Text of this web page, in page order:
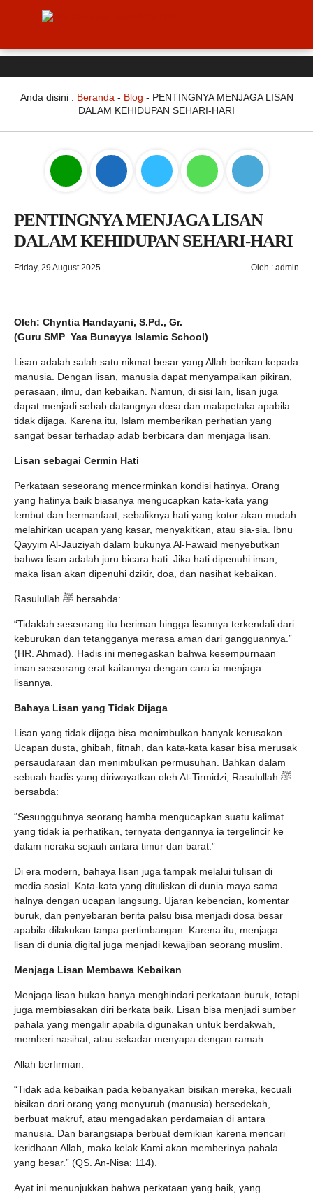
Anda disini : Beranda - Blog - PENTINGNYA MENJAGA LISAN
DALAM KEHIDUPAN SEHARI-HARI
PENTINGNYA MENJAGA LISAN
DALAM KEHIDUPAN SEHARI-HARI
Friday, 29 August 2025 Oleh : admin
Oleh: Chyntia Handayani, S.Pd., Gr.
(Guru SMP Yaa Bunayya Islamic School)
Lisan adalah salah satu nikmat besar yang Allah berikan kepada
manusia. Dengan lisan, manusia dapat menyampaikan pikiran,
perasaan, ilmu, dan kebaikan. Namun, di sisi lain, lisan juga
dapat menjadi sebab datangnya dosa dan malapetaka apabila
tidak dijaga. Karena itu, Islam memberikan perhatian yang
sangat besar terhadap adab berbicara dan menjaga lisan.
Lisan sebagai Cermin Hati
Perkataan seseorang mencerminkan kondisi hatinya. Orang
yang hatinya baik biasanya mengucapkan kata-kata yang
lembut dan bermanfaat, sebaliknya hati yang kotor akan mudah
melahirkan ucapan yang kasar, menyakitkan, atau sia-sia. Ibnu
Qayyim Al-Jauziyah dalam bukunya Al-Fawaid menyebutkan
bahwa lisan adalah juru bicara hati. Jika hati dipenuhi iman,
maka lisan akan dipenuhi dzikir, doa, dan nasihat kebaikan.
Rasulullah ﷺ bersabda:
“Tidaklah seseorang itu beriman hingga lisannya terkendali dari
keburukan dan tetangganya merasa aman dari gangguannya.”
(HR. Ahmad). Hadis ini menegaskan bahwa kesempurnaan
iman seseorang erat kaitannya dengan cara ia menjaga
lisannya.
Bahaya Lisan yang Tidak Dijaga
Lisan yang tidak dijaga bisa menimbulkan banyak kerusakan.
Ucapan dusta, ghibah, fitnah, dan kata-kata kasar bisa merusak
persaudaraan dan menimbulkan permusuhan. Bahkan dalam
sebuah hadis yang diriwayatkan oleh At-Tirmidzi, Rasulullah ﷺ
bersabda:
“Sesungguhnya seorang hamba mengucapkan suatu kalimat
yang tidak ia perhatikan, ternyata dengannya ia tergelincir ke
dalam neraka sejauh antara timur dan barat.”
Di era modern, bahaya lisan juga tampak melalui tulisan di
media sosial. Kata-kata yang dituliskan di dunia maya sama
halnya dengan ucapan langsung. Ujaran kebencian, komentar
buruk, dan penyebaran berita palsu bisa menjadi dosa besar
apabila dilakukan tanpa pertimbangan. Karena itu, menjaga
lisan di dunia digital juga menjadi kewajiban seorang muslim.
Menjaga Lisan Membawa Kebaikan
Menjaga lisan bukan hanya menghindari perkataan buruk, tetapi
juga membiasakan diri berkata baik. Lisan bisa menjadi sumber
pahala yang mengalir apabila digunakan untuk berdakwah,
memberi nasihat, atau sekadar menyapa dengan ramah.
Allah berfirman:
“Tidak ada kebaikan pada kebanyakan bisikan mereka, kecuali
bisikan dari orang yang menyuruh (manusia) bersedekah,
berbuat makruf, atau mengadakan perdamaian di antara
manusia. Dan barangsiapa berbuat demikian karena mencari
keridhaan Allah, maka kelak Kami akan memberinya pahala
yang besar.” (QS. An-Nisa: 114).
Ayat ini menunjukkan bahwa perkataan yang baik, yang